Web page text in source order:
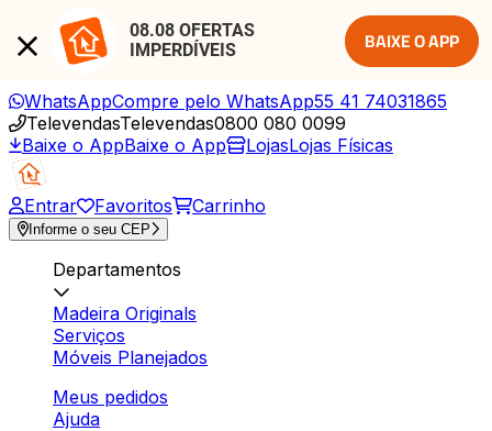
08.08 OFERTAS
IMPERDÍVEIS
BAIXE O APP
WhatsAppCompre pelo WhatsApp55 41 74031865
TelevendasTelevendas0800 080 0099
Baixe o AppBaixe o App LojasLojas Físicas
Entrar Favoritos Carrinho
Informe o seu CEP
Departamentos
Madeira Originals
Serviços
Móveis Planejados
Meus pedidos
Ajuda